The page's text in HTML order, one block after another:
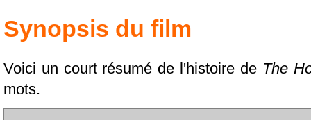
Synopsis du film
Voici un court résumé de l'histoire de The
mots.